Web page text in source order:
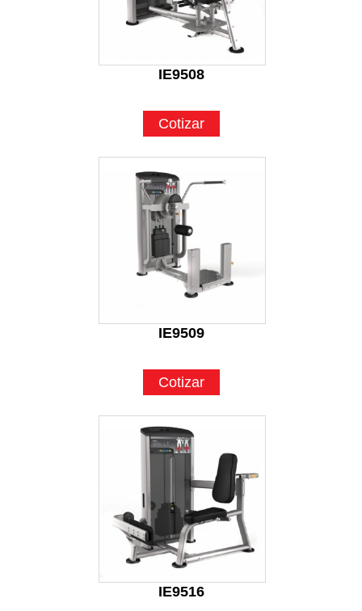
IE9508
Cotizar
IE9509
Cotizar
IE9516